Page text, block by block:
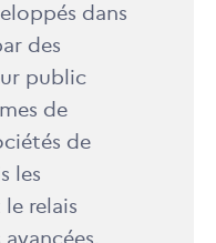
dans
des
public
de
de
les
relais